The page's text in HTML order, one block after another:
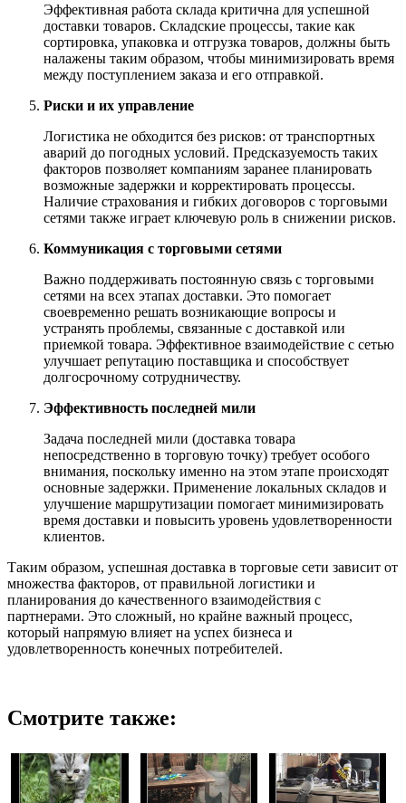
Эффективная работа склада критична для успешной
доставки товаров. Складские процессы, такие как
сортировка, упаковка и отгрузка товаров, должны быть
налажены таким образом, чтобы минимизировать время
между поступлением заказа и его отправкой.
Риски и их управление
Логистика не обходится без рисков: от транспортных
аварий до погодных условий. Предсказуемость таких
факторов позволяет компаниям заранее планировать
возможные задержки и корректировать процессы.
Наличие страхования и гибких договоров с торговыми
сетями также играет ключевую роль в снижении рисков.
Коммуникация с торговыми сетями
Важно поддерживать постоянную связь с торговыми
сетями на всех этапах доставки. Это помогает
своевременно решать возникающие вопросы и
устранять проблемы, связанные с доставкой или
приемкой товара. Эффективное взаимодействие с сетью
улучшает репутацию поставщика и способствует
долгосрочному сотрудничеству.
Эффективность последней мили
Задача последней мили (доставка товара
непосредственно в торговую точку) требует особого
внимания, поскольку именно на этом этапе происходят
основные задержки. Применение локальных складов и
улучшение маршрутизации помогает минимизировать
время доставки и повысить уровень удовлетворенности
клиентов.
Таким образом, успешная доставка в торговые сети зависит от
множества факторов, от правильной логистики и
планирования до качественного взаимодействия с
партнерами. Это сложный, но крайне важный процесс,
который напрямую влияет на успех бизнеса и
удовлетворенность конечных потребителей.
Смотрите также: